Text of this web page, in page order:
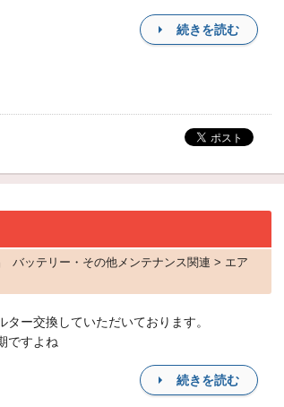
続きを読む
ッテリー・その他メンテナンス関連 > エア
ー交換していただいております。
ですよね
続きを読む